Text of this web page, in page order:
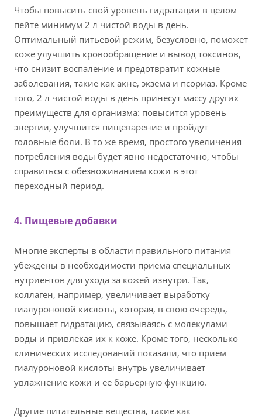
Чтобы повысить свой уровень гидратации в целом
пейте минимум 2 л чистой воды в день.
Оптимальный питьевой режим, безусловно, поможет
коже улучшить кровообращение и вывод токсинов,
что снизит воспаление и предотвратит кожные
заболевания, такие как акне, экзема и псориаз. Кроме
того, 2 л чистой воды в день принесут массу других
преимуществ для организма: повысится уровень
энергии, улучшится пищеварение и пройдут
головные боли. В то же время, простого увеличения
потребления воды будет явно недостаточно, чтобы
справиться с обезвоживанием кожи в этот
переходный период.
4. Пищевые добавки
Многие эксперты в области правильного питания
убеждены в необходимости приема специальных
нутриентов для ухода за кожей изнутри. Так,
коллаген, например, увеличивает выработку
гиалуроновой кислоты, которая, в свою очередь,
повышает гидратацию, связываясь с молекулами
воды и привлекая их к коже. Кроме того, несколько
клинических исследований показали, что прием
гиалуроновой кислоты внутрь увеличивает
увлажнение кожи и ее барьерную функцию.
Другие питательные вещества, такие как